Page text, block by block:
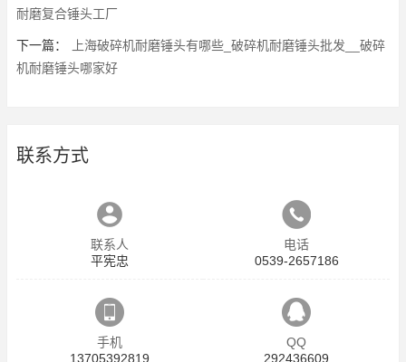
耐磨复合锤头工厂
下一篇：
上海破碎机耐磨锤头有哪些_破碎机耐磨锤头批发__破碎
机耐磨锤头哪家好
联系方式
联系人
平宪忠
电话
0539-2657186
手机
13705392819
QQ
292436609